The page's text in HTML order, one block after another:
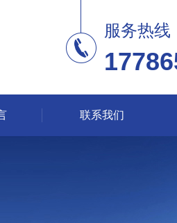
服务热线
联系我们